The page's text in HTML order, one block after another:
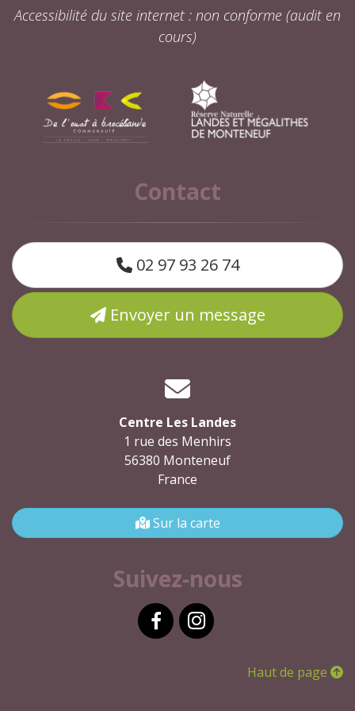
Accessibilité du site internet : non conforme (audit en
cours)
Contact
02 97 93 26 74
Envoyer un message
Centre Les Landes
1 rue des Menhirs
56380 Monteneuf
France
Sur la carte
Suivez-nous
Haut de page